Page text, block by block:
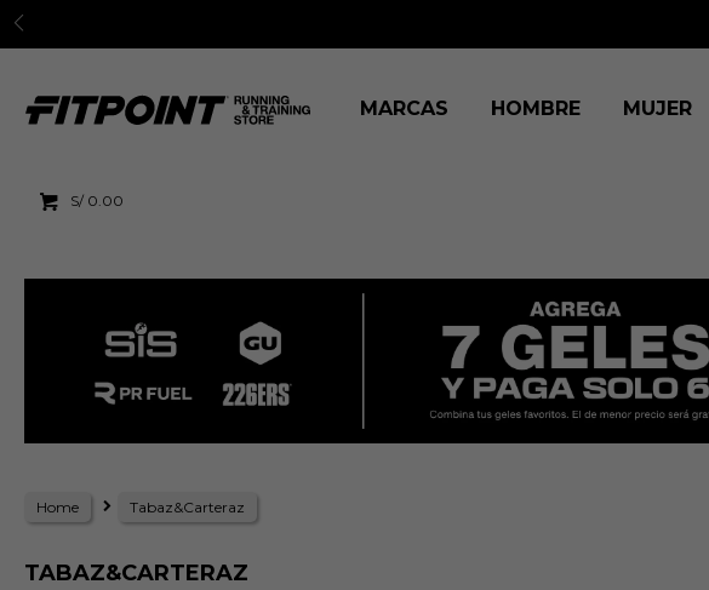
MARCAS HOMBRE MUJER
S/ 0.00
Home Tabaz&Carteraz
TABAZ&CARTERAZ